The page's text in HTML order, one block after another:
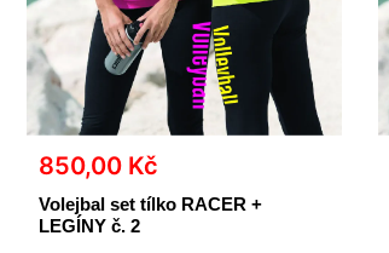
850,00 Kč
Volejbal set tílko RACER +
LEGÍNY č. 2